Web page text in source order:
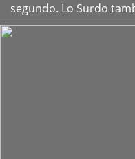
segundo. Lo Surdo